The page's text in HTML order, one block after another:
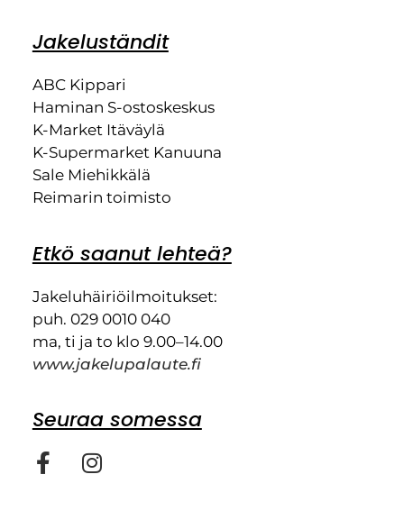
Jakeluständit
ABC Kippari
Haminan S-ostoskeskus
K-Market Itäväylä
K-Supermarket Kanuuna
Sale Miehikkälä
Reimarin toimisto
Etkö saanut lehteä?
Jakeluhäiriöilmoitukset:
puh. 029 0010 040
ma, ti ja to klo 9.00–14.00
www.jakelupalaute.fi
Seuraa somessa